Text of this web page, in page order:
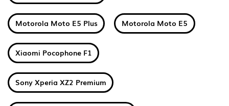
Motorola Moto E5 Plus Motorola Moto E5
Xiaomi Pocophone F1
Sony Xperia XZ2 Premium